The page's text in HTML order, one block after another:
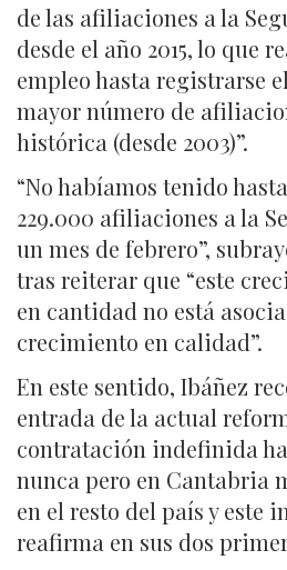
de las afiliaciones a la
desde el año 2015, lo que
empleo hasta registrarse
mayor número de
histórica (desde 2003)”.
“No habíamos tenido
229.000 afiliaciones a la
un mes de febrero”,
tras reiterar que “este
en cantidad no está
crecimiento en calidad”.
En este sentido, Ibáñez
entrada de la actual
contratación indefinida
nunca pero en Cantabria
en el resto del país y este
reafirma en sus dos